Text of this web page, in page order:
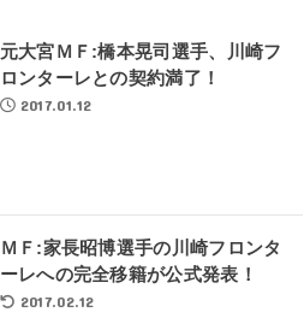
元大宮ＭＦ:橋本晃司選手、川崎フ
ロンターレとの契約満了！
2017.01.12
ＭＦ:家長昭博選手の川崎フロンタ
ーレへの完全移籍が公式発表！
2017.02.12